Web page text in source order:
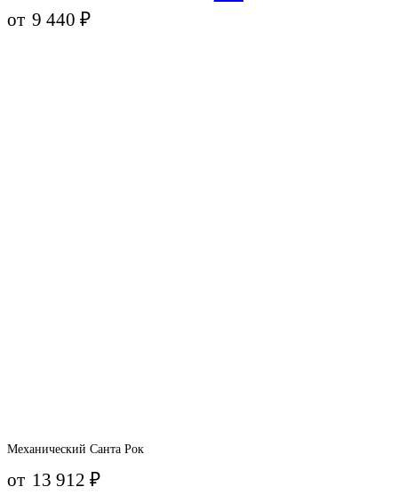
от 9 440₽
Механический Санта Рок
от 13 912₽